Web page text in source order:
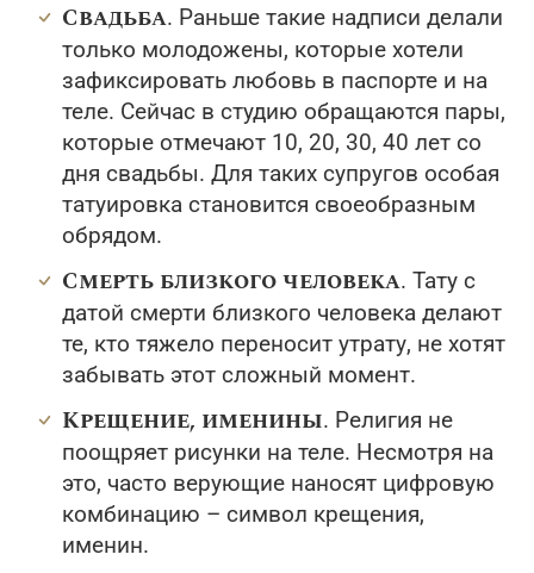
Свадьба. Раньше такие надписи делали
только молодожены, которые хотели
зафиксировать любовь в паспорте и на
теле. Сейчас в студию обращаются пары,
которые отмечают 10, 20, 30, 40 лет со
дня свадьбы. Для таких супругов особая
татуировка становится своеобразным
обрядом.
Смерть близкого человека. Тату с
датой смерти близкого человека делают
те, кто тяжело переносит утрату, не хотят
забывать этот сложный момент.
Крещение, именины. Религия не
поощряет рисунки на теле. Несмотря на
это, часто верующие наносят цифровую
комбинацию – символ крещения,
именин.